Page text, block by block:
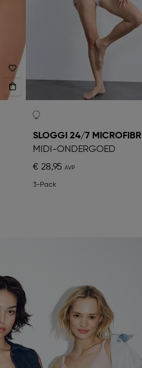
SLOGGI 24/7
MIDI-ONDERGOED
€ 28,95
3-Pack